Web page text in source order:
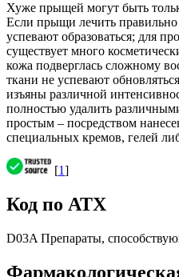
Хуже прыщей могут быть
Если прыщи лечить
успевают образоваться; для
существует много
кожа подверглась сложному
ткани не успевают
изъяны различной
полностью удалить
простым – посредством
специальных кремов, гелей
[1]
Код по АТХ
D03A Препараты,